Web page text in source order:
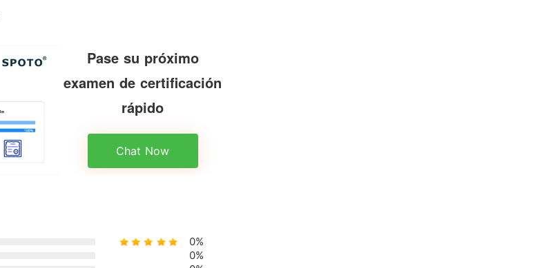
Pase su próximo
examen de certificación
rápido
Chat Now
0%
0%